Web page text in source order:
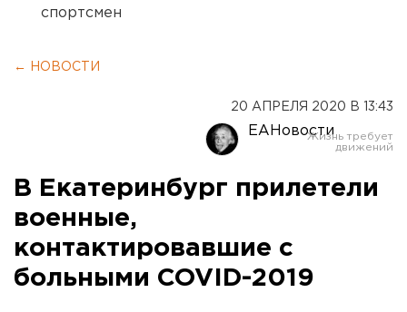
спортсмен
← НОВОСТИ
20 АПРЕЛЯ 2020 В 13:43
ЕАНовости
В Екатеринбург прилетели
военные,
контактировавшие с
больными COVID-2019